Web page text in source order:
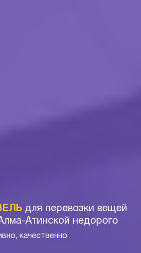
для перевозки вещей
Атинской недорого
качественно